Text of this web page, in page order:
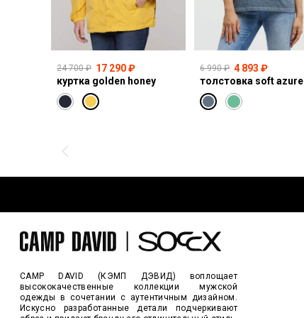
24 700 ₽ 17 290 ₽
куртка golden honey
6 990 ₽ 4 893 ₽
толстовка soft azure
CAMP DAVID (КЭМП ДЭВИД) воплощает
высококачественные коллекции мужской
одежды в сочетании с аутентичным дизайном.
Искусно разработанные детали подчеркивают